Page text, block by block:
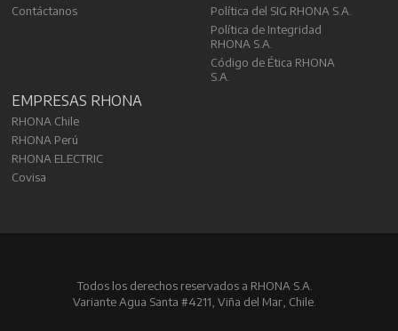
Contáctanos
Política del SIG RHONA S.A.
Política de Integridad
RHONA S.A.
Código de Ética RHONA
S.A.
EMPRESAS RHONA
RHONA Chile
RHONA Perú
RHONA ELECTRIC
Covisa
Todos los derechos reservados a RHONA S.A.
Variante Agua Santa #4211, Viña del Mar, Chile.